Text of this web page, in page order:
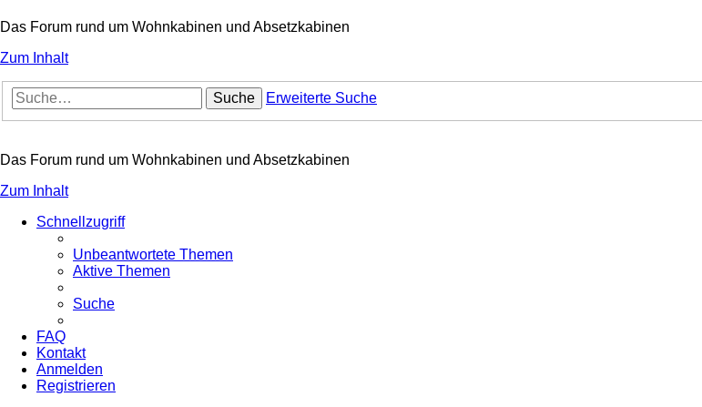
Das Forum rund um Wohnkabinen und Absetzkabinen
Zum Inhalt
Suche Erweiterte Suche
Das Forum rund um Wohnkabinen und Absetzkabinen
Zum Inhalt
Schnellzugriff
Unbeantwortete Themen
Aktive Themen
Suche
FAQ
Kontakt
Anmelden
Registrieren